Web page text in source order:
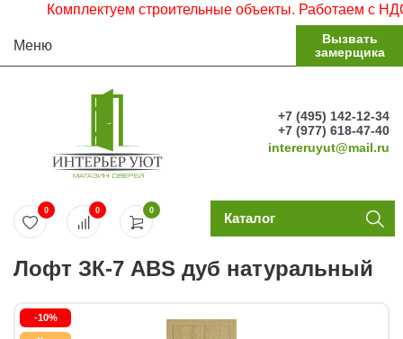
Комплектуем строительные объекты. Работаем с НДС.
Меню
Вызвать
замерщика
+7 (495) 142-12-34
+7 (977) 618-47-40
intereruyut@mail.ru
0
0 0 Каталог
Лофт ЗК-7 ABS дуб натуральный
-10%